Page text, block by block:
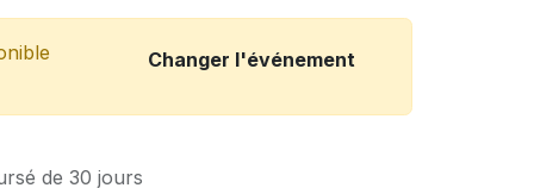
Changer l'événement
de 30 jours